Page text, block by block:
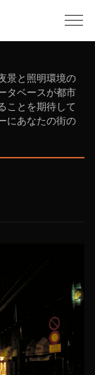
景と照明環境の
タベースが都市
ことを期待して
にあなたの街の